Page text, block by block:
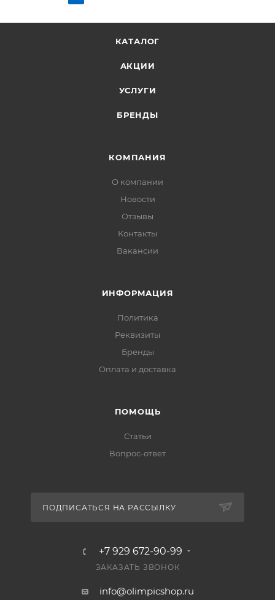
КАТАЛОГ
АКЦИИ
УСЛУГИ
БРЕНДЫ
КОМПАНИЯ
О компании
Новости
Отзывы
Контакты
Вакансии
ИНФОРМАЦИЯ
Политика
Реквизиты
Бренды
Оплата и доставка
ПОМОЩЬ
Статьи
Вопрос-ответ
ПОДПИСАТЬСЯ НА РАССЫЛКУ
+7 929 672-90-99
ЗАКАЗАТЬ ЗВОНОК
info@olimpicshop.ru